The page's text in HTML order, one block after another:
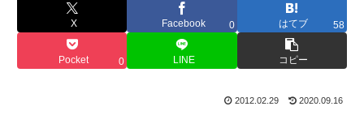
X Facebook 0 はてブ 58
Pocket 0 LINE コピー
2012.02.29 2020.09.16